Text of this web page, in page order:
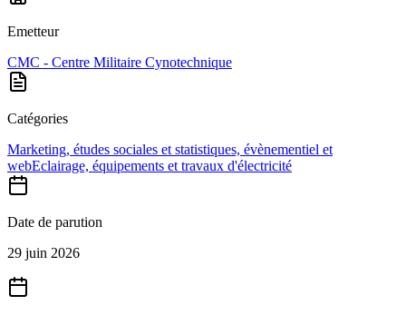
Emetteur
CMC - Centre Militaire Cynotechnique
Catégories
Marketing, études sociales et statistiques, évènementiel et
webEclairage, équipements et travaux d'électricité
Date de parution
29 juin 2026